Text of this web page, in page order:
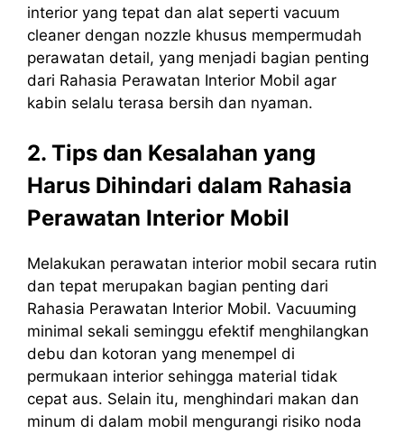
interior yang tepat dan alat seperti vacuum
cleaner dengan nozzle khusus mempermudah
perawatan detail, yang menjadi bagian penting
dari Rahasia Perawatan Interior Mobil agar
kabin selalu terasa bersih dan nyaman.
2. Tips dan Kesalahan yang
Harus Dihindari dalam Rahasia
Perawatan Interior Mobil
Melakukan perawatan interior mobil secara rutin
dan tepat merupakan bagian penting dari
Rahasia Perawatan Interior Mobil. Vacuuming
minimal sekali seminggu efektif menghilangkan
debu dan kotoran yang menempel di
permukaan interior sehingga material tidak
cepat aus. Selain itu, menghindari makan dan
minum di dalam mobil mengurangi risiko noda